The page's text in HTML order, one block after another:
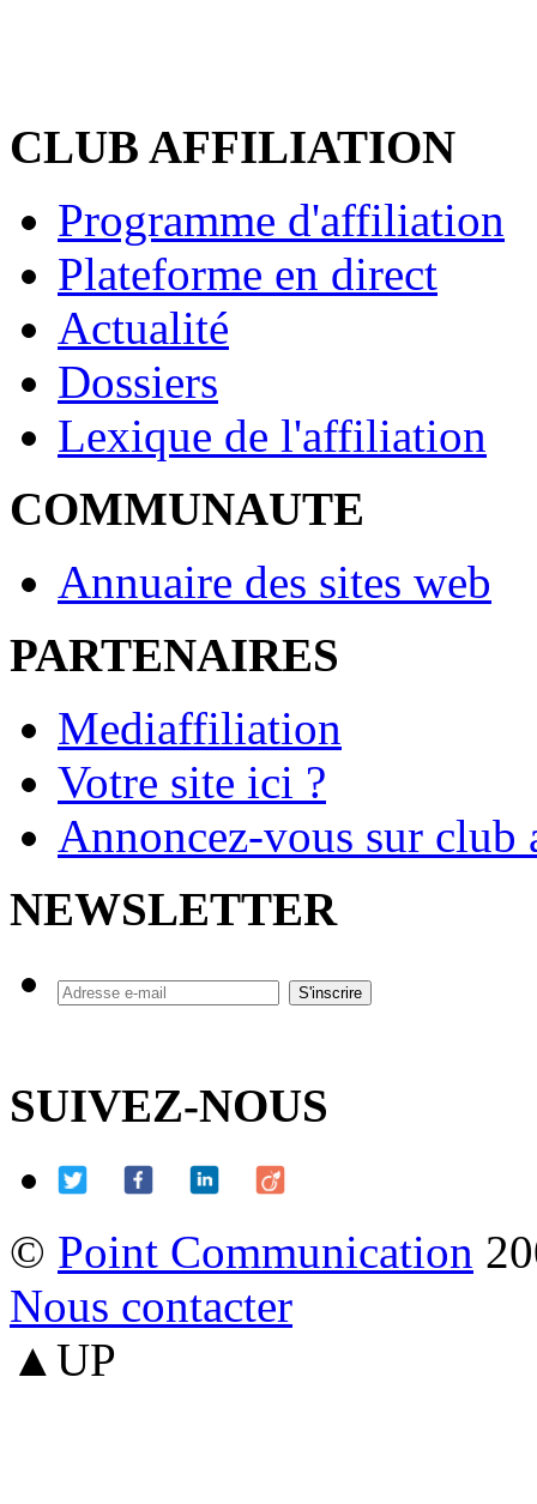
CLUB AFFILIATION
Programme d'affiliation
Plateforme en direct
Actualité
Dossiers
Lexique de l'affiliation
COMMUNAUTE
Annuaire des sites web
PARTENAIRES
Mediaffiliation
Votre site ici ?
Annoncez-vous sur
NEWSLETTER
SUIVEZ-NOUS
© Point Communication
Nous contacter
▲UP